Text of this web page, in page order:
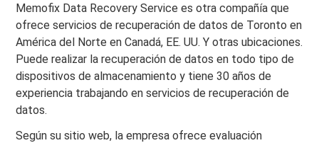
Memofix Data Recovery Service es otra compañía que
ofrece servicios de recuperación de datos de Toronto en
América del Norte en Canadá, EE. UU. Y otras ubicaciones.
Puede realizar la recuperación de datos en todo tipo de
dispositivos de almacenamiento y tiene 30 años de
experiencia trabajando en servicios de recuperación de
datos.
Según su sitio web, la empresa ofrece evaluación